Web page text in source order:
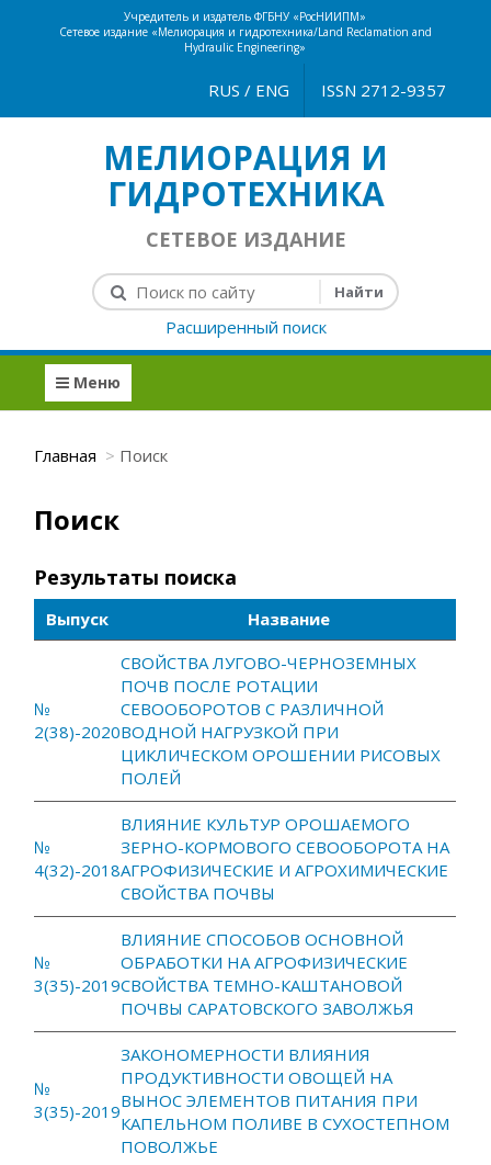
Учредитель и издатель ФГБНУ «РосНИИПМ»
Сетевое издание «Мелиорация и гидротехника/Land Reclamation and
Hydraulic Engineering»
ISSN 2712-9357
RUS / ENG
МЕЛИОРАЦИЯ И
ГИДРОТЕХНИКА
СЕТЕВОЕ ИЗДАНИЕ
Расширенный поиск
Меню
Главная Поиск
Поиск
Результаты поиска
Выпуск Название
№
2(38)-2020
СВОЙСТВА ЛУГОВО-ЧЕРНОЗЕМНЫХ
ПОЧВ ПОСЛЕ РОТАЦИИ
СЕВООБОРОТОВ С РАЗЛИЧНОЙ
ВОДНОЙ НАГРУЗКОЙ ПРИ
ЦИКЛИЧЕСКОМ ОРОШЕНИИ РИСОВЫХ
ПОЛЕЙ
№
4(32)-2018
ВЛИЯНИЕ КУЛЬТУР ОРОШАЕМОГО
ЗЕРНО-КОРМОВОГО СЕВООБОРОТА НА
АГРОФИЗИЧЕСКИЕ И АГРОХИМИЧЕСКИЕ
СВОЙСТВА ПОЧВЫ
№
3(35)-2019
ВЛИЯНИЕ СПОСОБОВ ОСНОВНОЙ
ОБРАБОТКИ НА АГРОФИЗИЧЕСКИЕ
СВОЙСТВА ТЕМНО-КАШТАНОВОЙ
ПОЧВЫ САРАТОВСКОГО ЗАВОЛЖЬЯ
№
3(35)-2019
ЗАКОНОМЕРНОСТИ ВЛИЯНИЯ
ПРОДУКТИВНОСТИ ОВОЩЕЙ НА
ВЫНОС ЭЛЕМЕНТОВ ПИТАНИЯ ПРИ
КАПЕЛЬНОМ ПОЛИВЕ В СУХОСТЕПНОМ
ПОВОЛЖЬЕ